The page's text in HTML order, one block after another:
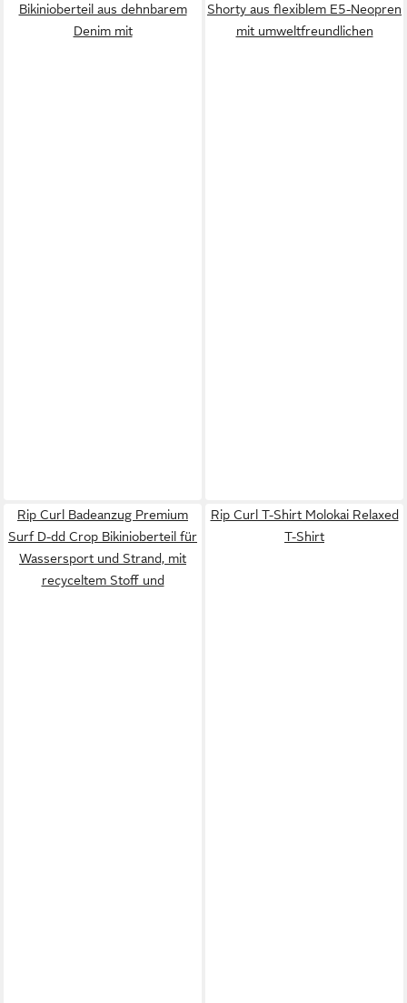
Bikinioberteil aus dehnbarem
Denim mit
Shorty aus flexiblem E5-Neopren
mit umweltfreundlichen
Rip Curl Badeanzug Premium
Surf D-dd Crop Bikinioberteil für
Wassersport und Strand, mit
recyceltem Stoff und
Rip Curl T-Shirt Molokai Relaxed
T-Shirt